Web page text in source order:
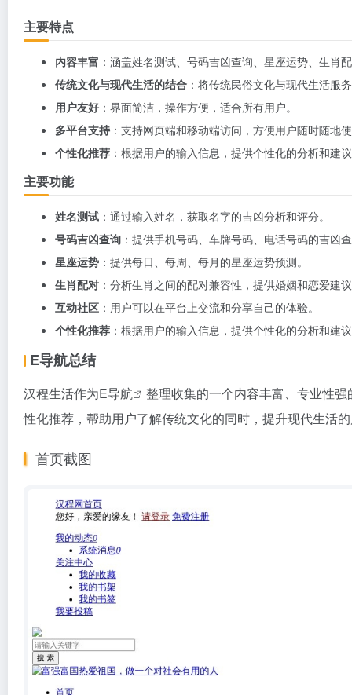
主要特点
内容丰富 ：涵盖姓名测试、号码吉凶查询、星座运势、生肖
传统文化与现代生活的结合 ：将传统民俗文化与现代生活服
用户友好 ：界面简洁，操作方便，适合所有用户。
多平台支持 ：支持网页端和移动端访问，方便用户随时随地
个性化推荐 ：根据用户的输入信息，提供个性化的分析和建
主要功能
姓名测试 ：通过输入姓名，获取名字的吉凶分析和评分。
号码吉凶查询 ：提供手机号码、车牌号码、电话号码的吉凶
星座运势 ：提供每日、每周、每月的星座运势预测。
生肖配对 ：分析生肖之间的配对兼容性，提供婚姻和恋爱建
互动社区 ：用户可以在平台上交流和分享自己的体验。
个性化推荐 ：根据用户的输入信息，提供个性化的分析和建
E导航总结
汉程生活作为E导航
整理收集的一个内容丰富、专业性
性化推荐，帮助用户了解传统文化的同时，提升现代生活
首页截图